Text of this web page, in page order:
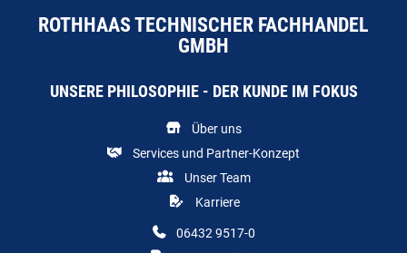
ROTHHAAS TECHNISCHER FACHHANDEL
GMBH
UNSERE PHILOSOPHIE - DER KUNDE IM FOKUS
Über uns
Services und Partner-Konzept
Unser Team
Karriere
06432 9517-0